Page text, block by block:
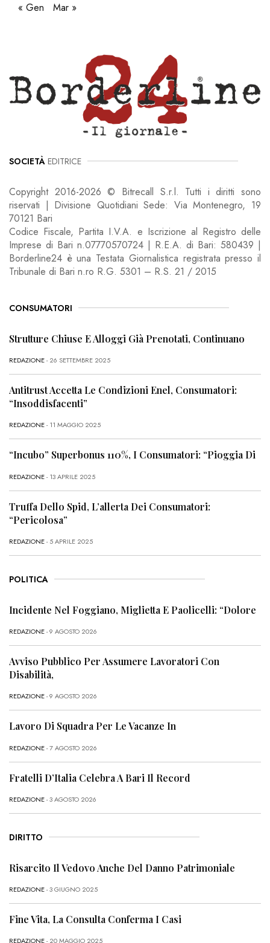
« Gen Mar »
SOCIETÀ EDITRICE
Copyright 2016-2026 © Bitrecall S.r.l. Tutti i diritti sono
riservati | Divisione Quotidiani Sede: Via Montenegro, 19
70121 Bari
Codice Fiscale, Partita I.V.A. e Iscrizione al Registro delle
Imprese di Bari n.07770570724 | R.E.A. di Bari: 580439 |
Borderline24 è una Testata Giornalistica registrata presso il
Tribunale di Bari n.ro R.G. 5301 – R.S. 21 / 2015
CONSUMATORI
Strutture Chiuse E Alloggi Già Prenotati, Continuano
REDAZIONE- 26 SETTEMBRE 2025
Antitrust Accetta Le Condizioni Enel, Consumatori:
“Insoddisfacenti”
REDAZIONE- 11 MAGGIO 2025
“Incubo” Superbonus 110%, I Consumatori: “Pioggia Di
REDAZIONE- 13 APRILE 2025
Truffa Dello Spid, L’allerta Dei Consumatori:
“Pericolosa”
REDAZIONE- 5 APRILE 2025
POLITICA
Incidente Nel Foggiano, Miglietta E Paolicelli: “Dolore
REDAZIONE- 9 AGOSTO 2026
Avviso Pubblico Per Assumere Lavoratori Con
Disabilità,
REDAZIONE- 9 AGOSTO 2026
Lavoro Di Squadra Per Le Vacanze In
REDAZIONE- 7 AGOSTO 2026
Fratelli D’Italia Celebra A Bari Il Record
REDAZIONE- 3 AGOSTO 2026
DIRITTO
Risarcito Il Vedovo Anche Del Danno Patrimoniale
REDAZIONE- 3 GIUGNO 2025
Fine Vita, La Consulta Conferma I Casi
REDAZIONE- 20 MAGGIO 2025